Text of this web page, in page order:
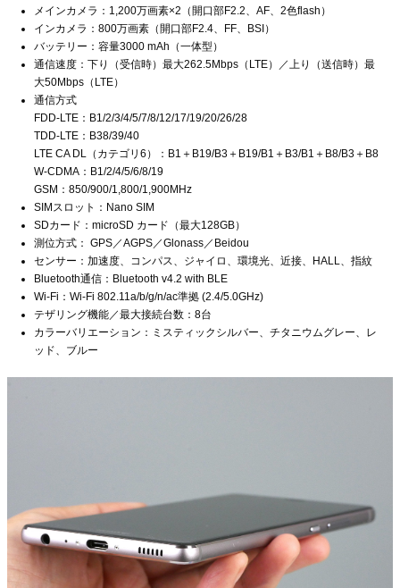
メインカメラ：1,200万画素×2（開口部F2.2、AF、2色flash）
インカメラ：800万画素（開口部F2.4、FF、BSI）
バッテリー：容量3000 mAh（一体型）
通信速度：下り（受信時）最大262.5Mbps（LTE）／上り（送信時）最
大50Mbps（LTE）
通信方式
FDD-LTE：B1/2/3/4/5/7/8/12/17/19/20/26/28
TDD-LTE：B38/39/40
LTE CA DL（カテゴリ6）：B1＋B19/B3＋B19/B1＋B3/B1＋B8/B3＋B8
W-CDMA：B1/2/4/5/6/8/19
GSM：850/900/1,800/1,900MHz
SIMスロット：Nano SIM
SDカード：microSD カード（最大128GB）
測位方式： GPS／AGPS／Glonass／Beidou
センサー：加速度、コンパス、ジャイロ、環境光、近接、HALL、指紋
Bluetooth通信：Bluetooth v4.2 with BLE
Wi-Fi：Wi-Fi 802.11a/b/g/n/ac準拠 (2.4/5.0GHz)
テザリング機能／最大接続台数：8台
カラーバリエーション：ミスティックシルバー、チタニウムグレー、レ
ッド、ブルー